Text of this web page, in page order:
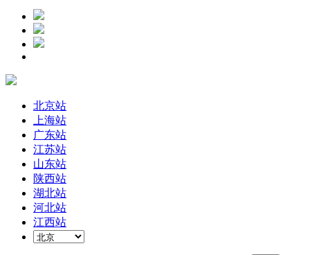
北京站
上海站
广东站
江苏站
山东站
陕西站
湖北站
河北站
江西站